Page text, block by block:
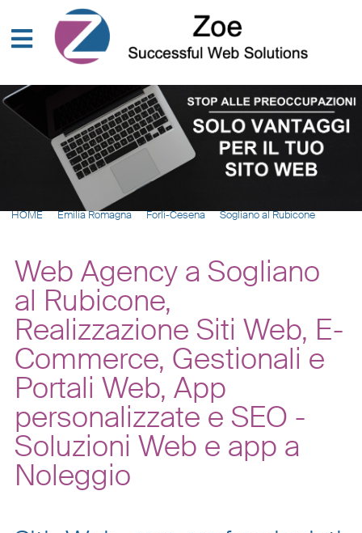
HOME Emilia Romagna Forlì-Cesena Sogliano al Rubicone
Web Agency a Sogliano
al Rubicone,
Realizzazione Siti Web, E-
Commerce, Gestionali e
Portali Web, App
personalizzate e SEO -
Soluzioni Web e app a
Noleggio